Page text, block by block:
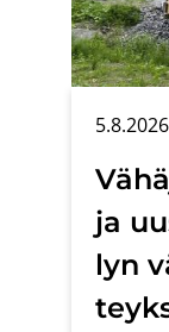
ja
lyn
5.8.2026